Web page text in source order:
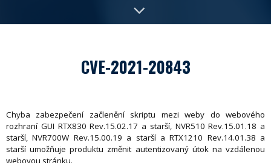
CVE-2021-20843
Chyba zabezpečení začlenění skriptu mezi weby do webového
rozhraní GUI RTX830 Rev.15.02.17 a starší, NVR510 Rev.15.01.18 a
starší, NVR700W Rev.15.00.19 a starší a RTX1210 Rev.14.01.38 a
starší umožňuje produktu změnit autentizovaný útok na vzdálenou
webovou stránku.